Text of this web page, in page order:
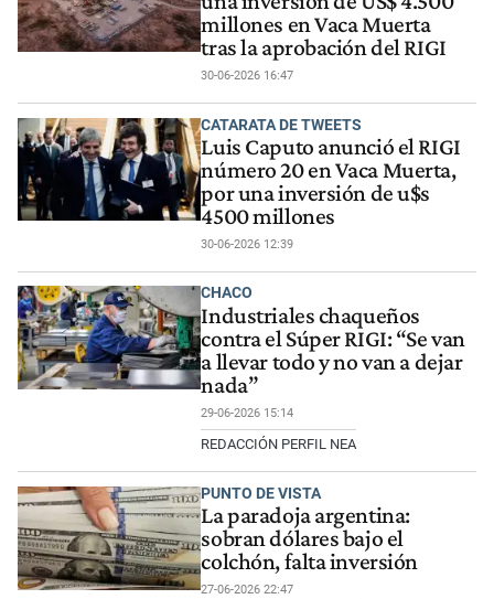
millones en Vaca Muerta
tras la aprobación del RIGI
30-06-2026 16:47
CATARATA DE TWEETS
Luis Caputo anunció el RIGI
número 20 en Vaca Muerta,
por una inversión de u$s
4500 millones
30-06-2026 12:39
CHACO
Industriales chaqueños
contra el Súper RIGI: “Se van
a llevar todo y no van a dejar
nada”
29-06-2026 15:14
REDACCIÓN PERFIL NEA
PUNTO DE VISTA
La paradoja argentina:
sobran dólares bajo el
colchón, falta inversión
27-06-2026 22:47